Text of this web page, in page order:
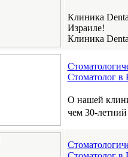
Клиника
Израиле!
Клиника
Стоматолог
О нашей
чем 30-